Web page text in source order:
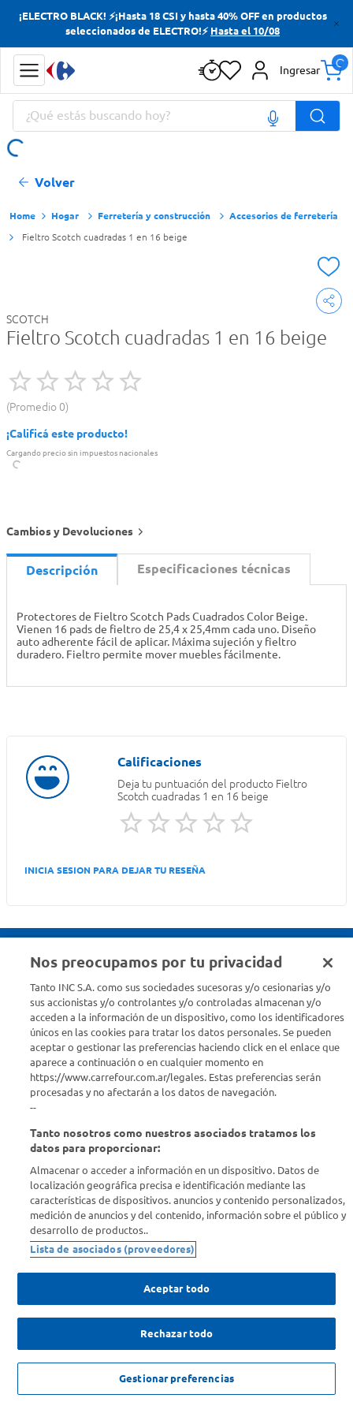
¡ELECTRO BLACK! ⚡¡Hasta 18 CSI y hasta 40% OFF en productos
seleccionados de ELECTRO!⚡ Hasta el 10/08
Ingresar
¿Qué estás buscando hoy?
Volver
Hogar Ferretería y construcción Accesorios de ferretería
Fieltro Scotch cuadradas 1 en 16 beige
SCOTCH
Fieltro Scotch cuadradas 1 en 16 beige
Promedio 0
¡Calificá este producto!
Cargando precio sin impuestos nacionales
NO DISPONIBLE
Cambios y Devoluciones
Descripción Especificaciones técnicas
Protectores de Fieltro Scotch Pads Cuadrados Color Beige.
Vienen 16 pads de fieltro de 25,4 x 25,4mm cada uno. Diseño
auto adherente fácil de aplicar. Máxima sujeción y fieltro
duradero. Fieltro permite mover muebles fácilmente.
Deja tu puntuación del producto Fieltro
Scotch cuadradas 1 en 16 beige
INICIA SESION PARA DEJAR TU RESEÑA
Estamos para ayudarte
¿Tenés una consulta? Comunicate con nosotros acá
Descubrí Carrefour
Conocenos
Info útil
Comprá Online
Nos preocupamos por tu privacidad
Tanto INC S.A. como sus sociedades sucesoras y/o cesionarias y/o
sus accionistas y/o controlantes y/o controladas almacenan y/o
acceden a la información de un dispositivo, como los identificadores
únicos en las cookies para tratar los datos personales. Se pueden
aceptar o gestionar las preferencias haciendo click en el enlace que
aparece a continuación o en cualquier momento en
https://www.carrefour.com.ar/legales. Estas preferencias serán
procesadas y no afectarán a los datos de navegación.
--
Tanto nosotros como nuestros asociados tratamos los
datos para proporcionar:
Almacenar o acceder a información en un dispositivo. Datos de
localización geográfica precisa e identificación mediante las
características de dispositivos. anuncios y contenido personalizados,
medición de anuncios y del contenido, información sobre el público y
desarrollo de productos..
Lista de asociados (proveedores)
Aceptar todo
Rechazar todo
Gestionar preferencias
Términos más buscados
Yerba
Cerveza
Papas Fritas
Términos más buscados
Yerba
Cerveza
Papas Fritas
Doves